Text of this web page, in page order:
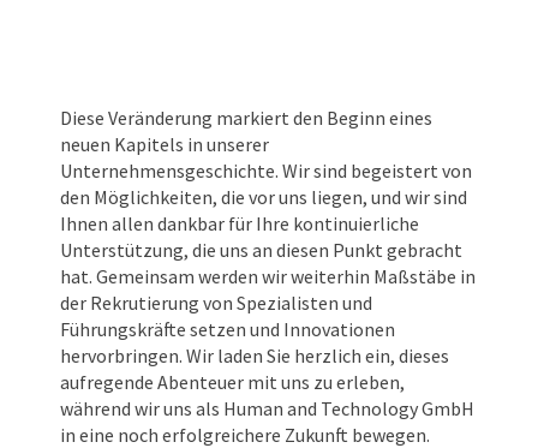
Diese Veränderung markiert den Beginn eines
neuen Kapitels in unserer
Unternehmensgeschichte. Wir sind begeistert von
den Möglichkeiten, die vor uns liegen, und wir sind
Ihnen allen dankbar für Ihre kontinuierliche
Unterstützung, die uns an diesen Punkt gebracht
hat. Gemeinsam werden wir weiterhin Maßstäbe in
der Rekrutierung von Spezialisten und
Führungskräfte setzen und Innovationen
hervorbringen. Wir laden Sie herzlich ein, dieses
aufregende Abenteuer mit uns zu erleben,
während wir uns als Human and Technology GmbH
in eine noch erfolgreichere Zukunft bewegen.